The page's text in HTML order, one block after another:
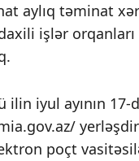
aylıq təminat
işlər
iyul ayının 17-
poçt